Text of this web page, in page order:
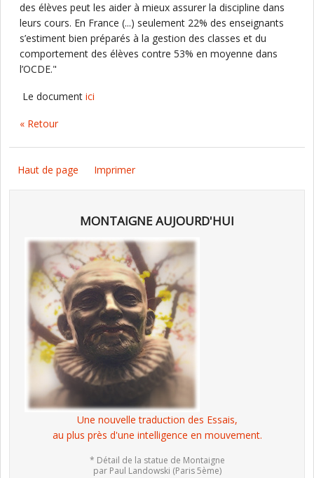
des élèves peut les aider à mieux assurer la discipline dans
leurs cours. En France (...) seulement 22% des enseignants
s’estiment bien préparés à la gestion des classes et du
comportement des élèves contre 53% en moyenne dans
l’OCDE."
Le document ici
« Retour
Haut de page Imprimer
MONTAIGNE AUJOURD'HUI
Une nouvelle traduction des Essais,
au plus près d'une intelligence en mouvement.
* Détail de la statue de Montaigne
par Paul Landowski (Paris 5ème)